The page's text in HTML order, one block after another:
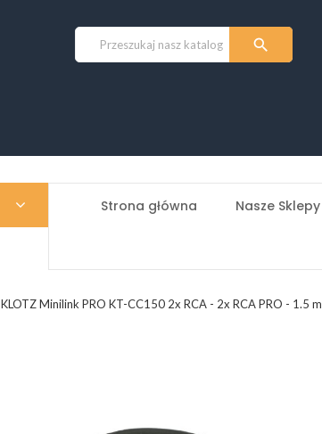

Strona główna Nasze Sklepy
KLOTZ Minilink PRO KT-CC150 2x RCA - 2x RCA PRO - 1.5 m